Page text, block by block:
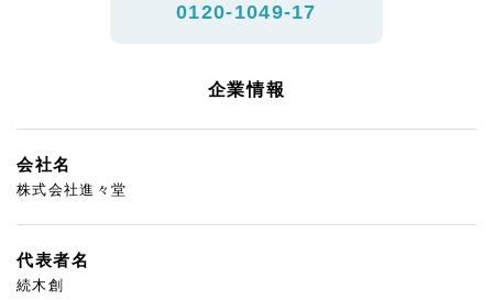
0120-1049-17
企業情報
会社名
株式会社進々堂
代表者名
続木創